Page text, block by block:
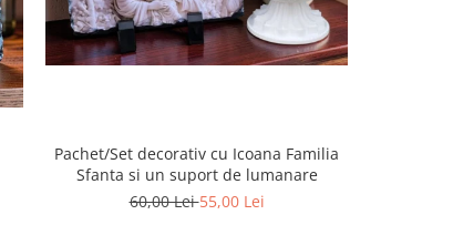
Pachet/Set decorativ cu Icoana Familia
Sfanta si un suport de lumanare
60,00 Lei55,00 Lei